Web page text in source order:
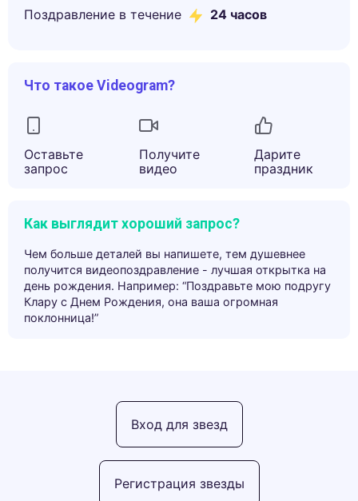
Поздравление в течение 24 часов
Что такое Videogram?
Оставьте
запрос
Получите
видео
Дарите
праздник
Как выглядит хороший запрос?
Чем больше деталей вы напишете, тем душевнее
получится видеопоздравление - лучшая открытка на
день рождения. Например: “Поздравьте мою подругу
Клару с Днем Рождения, она ваша огромная
поклонница!”
Регистрация звезды
Вход для звезд